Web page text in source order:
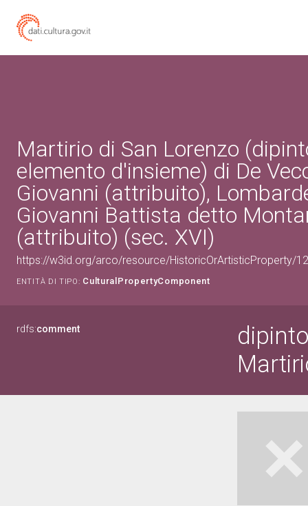
Martirio di San Lorenzo
elemento d'insieme) di De
Giovanni (attribuito),
Giovanni Battista detto
(attribuito) (sec. XVI)
https://w3id.org/arco/resource/HistoricOrArtisticProperty/
ENTITÀ DI TIPO: CulturalPropertyComponent
rdfs:comment